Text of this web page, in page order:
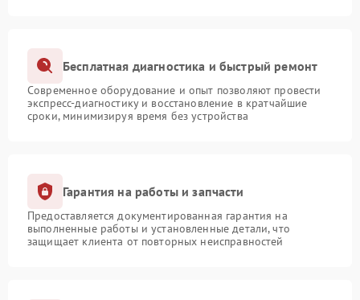
Бесплатная диагностика и быстрый ремонт
Современное оборудование и опыт позволяют провести
экспресс-диагностику и восстановление в кратчайшие
сроки, минимизируя время без устройства
Гарантия на работы и запчасти
Предоставляется документированная гарантия на
выполненные работы и установленные детали, что
защищает клиента от повторных неисправностей